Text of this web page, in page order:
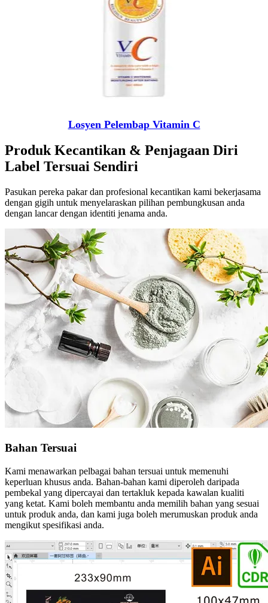
Losyen Pelembap Vitamin C
Produk Kecantikan & Penjagaan Diri
Label Tersuai Sendiri
Pasukan pereka pakar dan profesional kecantikan kami bekerjasama
dengan gigih untuk menyelaraskan pilihan pembungkusan anda
dengan lancar dengan identiti jenama anda.
Bahan Tersuai
Kami menawarkan pelbagai bahan tersuai untuk memenuhi
keperluan khusus anda. Bahan-bahan kami diperoleh daripada
pembekal yang dipercayai dan tertakluk kepada kawalan kualiti
yang ketat. Kami boleh membantu anda memilih bahan yang sesuai
untuk produk anda, dan kami juga boleh merumuskan produk anda
mengikut spesifikasi anda.